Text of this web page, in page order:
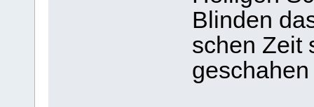
Blin­den
schen Zeit